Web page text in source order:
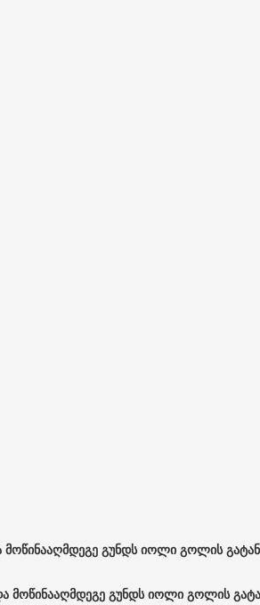
გუნდს იოლი გოლის
გუნდს იოლი გოლის